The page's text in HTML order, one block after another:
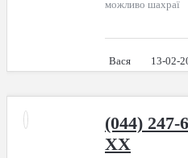
можливо шахраї
Вася 13-02-
(044) 247-
XX